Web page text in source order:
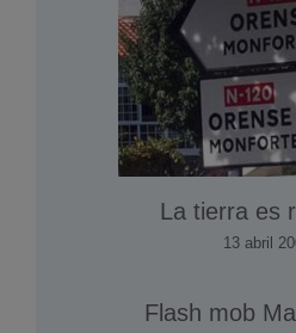
La tierra es
13 abril
Flash mob